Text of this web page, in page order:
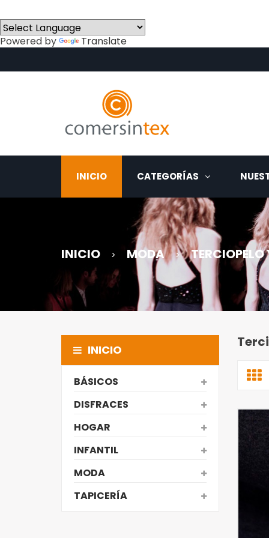
Powered by Translate
INICIO CATEGORÍAS
INICIO MODA
INICIO
BÁSICOS
DISFRACES
HOGAR
INFANTIL
MODA
TAPICERÍA